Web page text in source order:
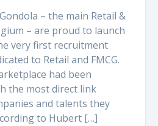
– the main Retail &
– are proud to launch
very first recruitment
to Retail and FMCG.
had been
the most direct link
and talents they
to Hubert […]